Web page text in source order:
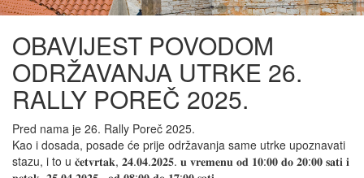
OBAVIJEST POVODOM
ODRŽAVANJA UTRKE 26.
RALLY POREČ 2025.
Pred nama je 26. Rally Poreč 2025.
Kao i dosada, posade će prije održavanja same utrke upoznavati
stazu, i to u 𝐜̌𝐞𝐭𝐯𝐫𝐭𝐚𝐤, 𝟐𝟒.𝟎𝟒.𝟐𝟎𝟐𝟓. 𝐮 𝐯𝐫𝐞𝐦𝐞𝐧𝐮 𝐨𝐝 𝟏𝟎:𝟎𝟎 𝐝𝐨 𝟐𝟎:𝟎𝟎 𝐬𝐚𝐭𝐢 𝐢